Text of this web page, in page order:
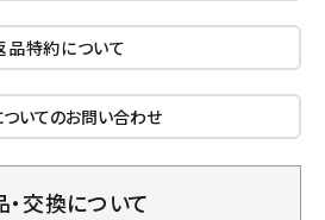
品特約について
いてのお問い合わせ
・交換について